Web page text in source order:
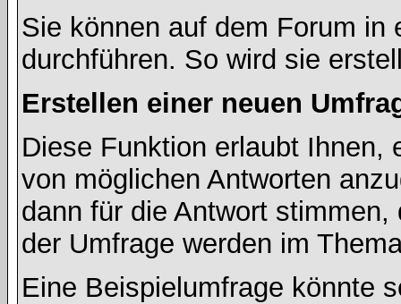
Sie können auf dem Forum in
durchführen. So wird sie
Erstellen einer neuen
Diese Funktion erlaubt Ihnen,
von möglichen Antworten
dann für die Antwort
der Umfrage werden im
Eine Beispielumfrage könnte